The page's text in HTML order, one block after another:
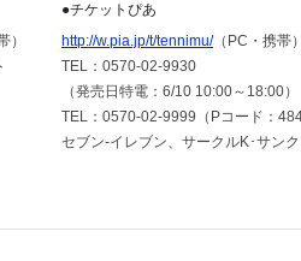
）
●チケットぴあ
http://w.pia.jp/t/tennimu/（PC・携帯
TEL：0570-02-9930
（発売日特電：6/10 10:00～18:00）
TEL：0570-02-9999（Pコード：
セブン-イレブン、サークルK･サン